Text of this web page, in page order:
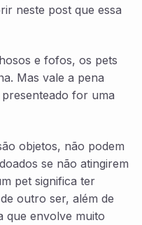
neste post que essa
e fofos, os pets
Mas vale a pena
for uma
objetos, não podem
se não atingirem
pet significa ter
outro ser, além de
que envolve muito